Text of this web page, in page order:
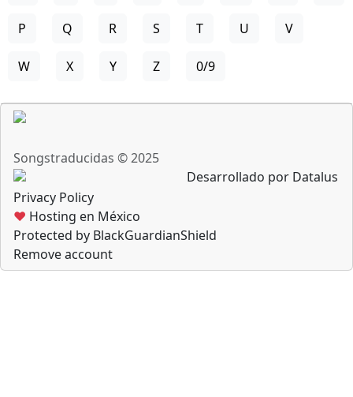
P Q R S T U V
W X Y Z 0/9
Songstraducidas © 2025
Desarrollado por Datalus
Privacy Policy
♥ Hosting en México
Protected by BlackGuardianShield
Remove account